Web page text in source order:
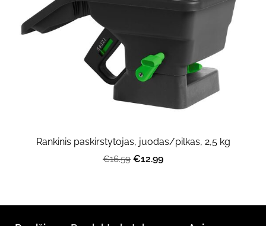
Rankinis paskirstytojas, juodas/pilkas, 2,5 kg
€16.59 €12.99